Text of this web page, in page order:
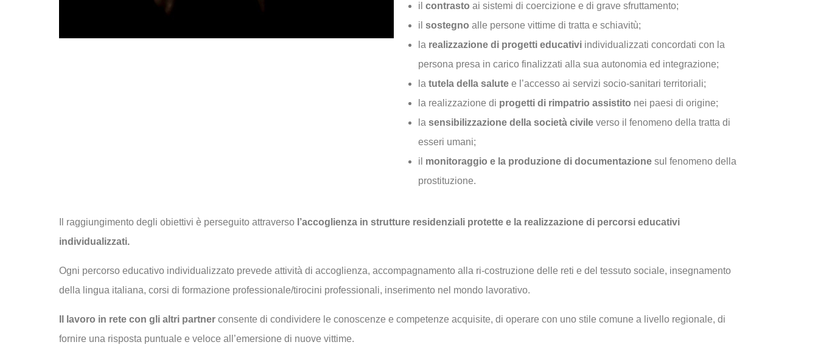
il contrasto ai sistemi di coercizione e di grave sfruttamento;
il sostegno alle persone vittime di tratta e schiavitù;
la realizzazione di progetti educativi individualizzati concordati con la
persona presa in carico finalizzati alla sua autonomia ed integrazione;
la tutela della salute e l’accesso ai servizi socio-sanitari territoriali;
la realizzazione di progetti di rimpatrio assistito nei paesi di origine;
la sensibilizzazione della società civile verso il fenomeno della tratta di
esseri umani;
il monitoraggio e la produzione di documentazione sul fenomeno della
prostituzione.
Il raggiungimento degli obiettivi è perseguito attraverso l’accoglienza in strutture residenziali protette e la realizzazione di percorsi educativi
individualizzati.
Ogni percorso educativo individualizzato prevede attività di accoglienza, accompagnamento alla ri-costruzione delle reti e del tessuto sociale, insegnamento
della lingua italiana, corsi di formazione professionale/tirocini professionali, inserimento nel mondo lavorativo.
Il lavoro in rete con gli altri partner consente di condividere le conoscenze e competenze acquisite, di operare con uno stile comune a livello regionale, di
fornire una risposta puntuale e veloce all’emersione di nuove vittime.